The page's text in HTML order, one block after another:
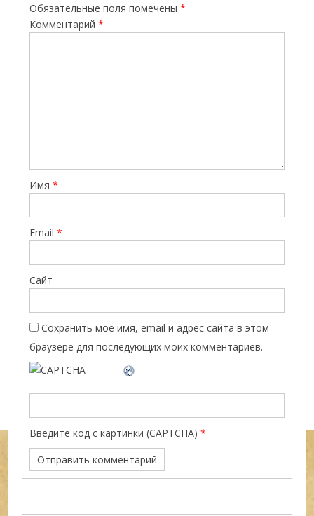
Обязательные поля помечены*
Комментарий*
Имя*
Email*
Сайт
Сохранить моё имя, email и адрес сайта в этом
браузере для последующих моих комментариев.
Введите код с картинки (CAPTCHA) *